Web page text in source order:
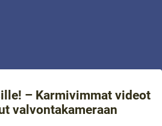
– Karmivimmat videot
valvontakameraan